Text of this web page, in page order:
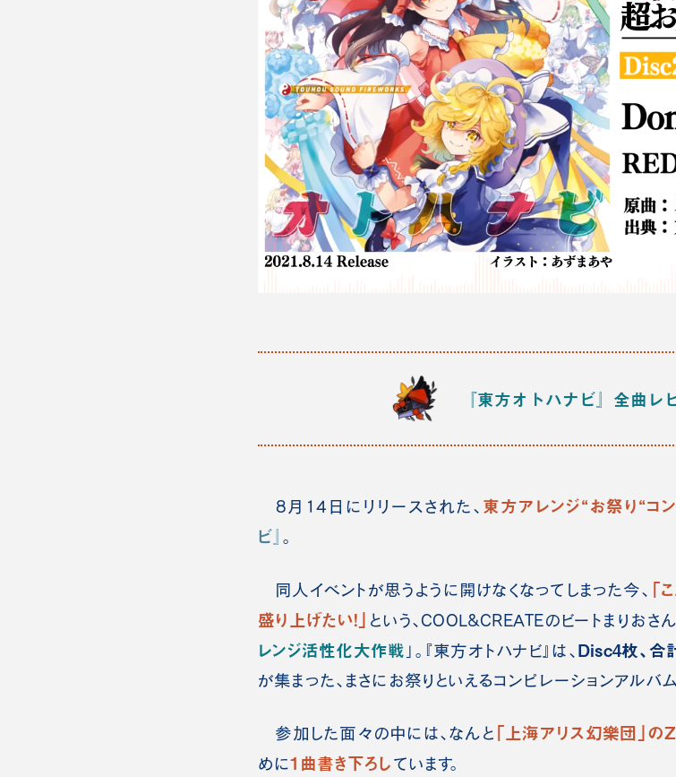
『東方オトハナビ』全曲レ
8月14日にリリースされた、 東方アレンジ“お祭り“コ
ビ』 。
同人イベントが思うように開けなくなってしまった今、 「
盛り上げたい！」 という、COOL&CREATEのビートまりおさ
レンジ活性化大作戦 」。『東方オトハナビ』は、 Disc4枚、合
が集まった、まさにお祭りといえるコンピレーションアルバ
参加した面々の中には、なんと 「上海アリス幻樂団」の
めに1曲書き下ろし ています。